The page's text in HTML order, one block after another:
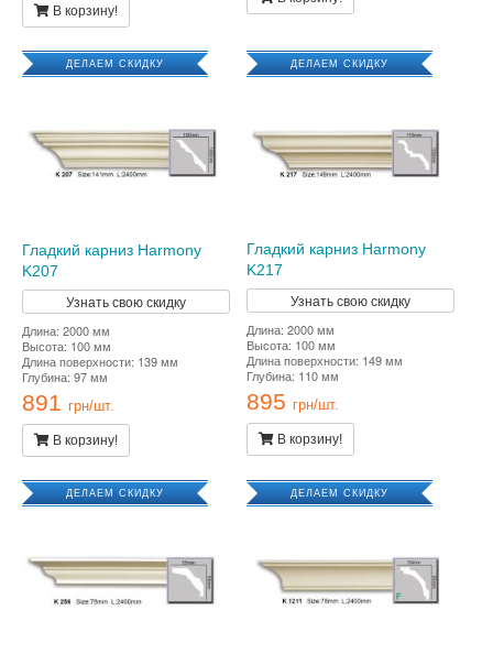
В корзину!
ДЕЛАЕМ СКИДКУ
Гладкий карниз Harmony
K207
Узнать свою скидку
Длина: 2000 мм
Высота: 100 мм
Длина поверхности: 139 мм
Глубина: 97 мм
891 грн/шт.
В корзину!
ДЕЛАЕМ СКИДКУ
Гладкий карниз Harmony
K217
Узнать свою скидку
Длина: 2000 мм
Высота: 100 мм
Длина поверхности: 149 мм
Глубина: 110 мм
895 грн/шт.
В корзину!
ДЕЛАЕМ СКИДКУ ДЕЛАЕМ СКИДКУ